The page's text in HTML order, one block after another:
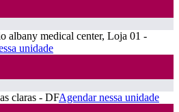
albany medical center, Loja 01 -
unidade
claras - DFAgendar nessa unidade